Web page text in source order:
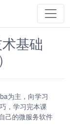
基础
为主，向学习
，学习完本课
己的微服务软件